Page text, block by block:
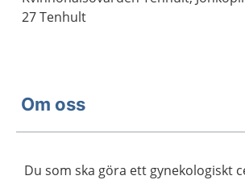
27 Tenhult
Om oss
Du som ska göra ett gynekologiskt